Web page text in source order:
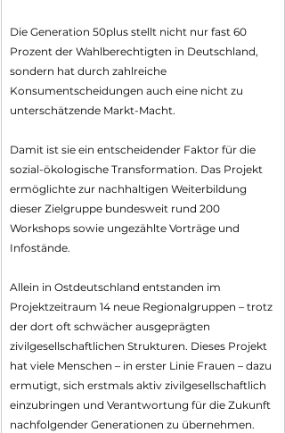
Die Generation 50plus stellt nicht nur fast 60
Prozent der Wahlberechtigten in Deutschland,
sondern hat durch zahlreiche
Konsumentscheidungen auch eine nicht zu
unterschätzende Markt-Macht.
Damit ist sie ein entscheidender Faktor für die
sozial-ökologische Transformation. Das Projekt
ermöglichte zur nachhaltigen Weiterbildung
dieser Zielgruppe bundesweit rund 200
Workshops sowie ungezählte Vorträge und
Infostände.
Allein in Ostdeutschland entstanden im
Projektzeitraum 14 neue Regionalgruppen – trotz
der dort oft schwächer ausgeprägten
zivilgesellschaftlichen Strukturen. Dieses Projekt
hat viele Menschen – in erster Linie Frauen – dazu
ermutigt, sich erstmals aktiv zivilgesellschaftlich
einzubringen und Verantwortung für die Zukunft
nachfolgender Generationen zu übernehmen.